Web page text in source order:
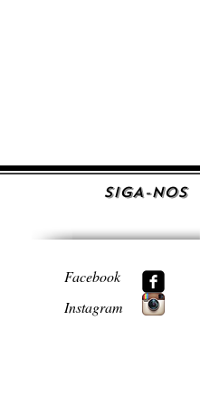
SIGA-NOS
Facebook
Instagram